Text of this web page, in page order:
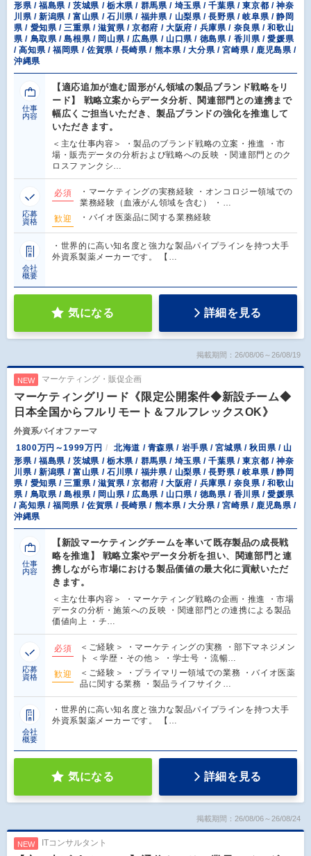
形県 / 福島県 / 茨城県 / 栃木県 / 群馬県 / 埼玉県 / 千葉県 / 東京都 / 神奈
川県 / 新潟県 / 富山県 / 石川県 / 福井県 / 山梨県 / 長野県 / 岐阜県 / 静岡
県 / 愛知県 / 三重県 / 滋賀県 / 京都府 / 大阪府 / 兵庫県 / 奈良県 / 和歌山
県 / 鳥取県 / 島根県 / 岡山県 / 広島県 / 山口県 / 徳島県 / 香川県 / 愛媛県
/ 高知県 / 福岡県 / 佐賀県 / 長崎県 / 熊本県 / 大分県 / 宮崎県 / 鹿児島県 /
沖縄県
仕事
内容
【適応追加が進む固形がん領域の製品ブランド戦略をリ
ード】 戦略立案からデータ分析、関連部門との連携まで
幅広くご担当いただき、製品ブランドの強化を推進して
いただきます。
＜主な仕事内容＞ ・製品のブランド戦略の立案・推進 ・市
場・販売データの分析および戦略への反映 ・関連部門とのク
ロスファンクシ…
応募
資格
必須
・マーケティングの実務経験 ・オンコロジー領域での
業務経験（血液がん領域を含む） ・…
歓迎
・バイオ医薬品に関する業務経験
会社
概要
・世界的に高い知名度と強力な製品パイプラインを持つ大手
外資系製薬メーカーです。 【…
気になる 詳細を見る
掲載期間：26/08/06～26/08/19
NEW マーケティング・販促企画
マーケティングリード《限定公開案件◆新設チーム◆
日本全国からフルリモート＆フルフレックスOK》
外資系バイオファーマ
1800万円～1999万円
北海道 / 青森県 / 岩手県 / 宮城県 / 秋田県 / 山
形県 / 福島県 / 茨城県 / 栃木県 / 群馬県 / 埼玉県 / 千葉県 / 東京都 / 神奈
川県 / 新潟県 / 富山県 / 石川県 / 福井県 / 山梨県 / 長野県 / 岐阜県 / 静岡
県 / 愛知県 / 三重県 / 滋賀県 / 京都府 / 大阪府 / 兵庫県 / 奈良県 / 和歌山
県 / 鳥取県 / 島根県 / 岡山県 / 広島県 / 山口県 / 徳島県 / 香川県 / 愛媛県
/ 高知県 / 福岡県 / 佐賀県 / 長崎県 / 熊本県 / 大分県 / 宮崎県 / 鹿児島県 /
沖縄県
仕事
内容
【新設マーケティングチームを率いて既存製品の成長戦
略を推進】 戦略立案やデータ分析を担い、関連部門と連
携しながら市場における製品価値の最大化に貢献いただ
きます。
＜主な仕事内容＞ ・マーケティング戦略の企画・推進 ・市場
データの分析・施策への反映 ・関連部門との連携による製品
価値向上 ・チ…
応募
資格
必須
＜ご経験＞ ・マーケティングの実務 ・部下マネジメン
ト ＜学歴・その他＞ ・学士号 ・流暢…
歓迎
＜ご経験＞ ・プライマリー領域での業務 ・バイオ医薬
品に関する業務 ・製品ライフサイク…
会社
概要
・世界的に高い知名度と強力な製品パイプラインを持つ大手
外資系製薬メーカーです。 【…
気になる 詳細を見る
掲載期間：26/08/06～26/08/24
NEW ITコンサルタント